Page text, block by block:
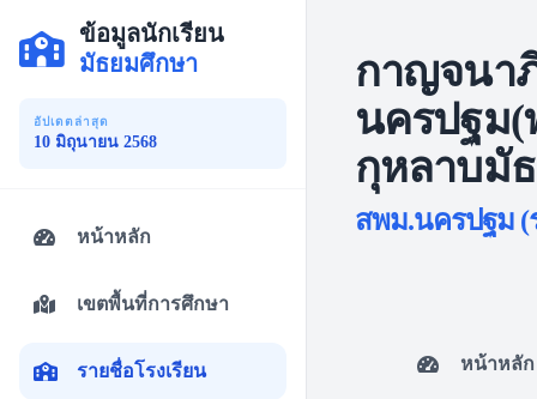
กาญจนา
นครปฐม
กุหลาบมั
สพม.นครปฐม (
หน้าหลัก
ข้อมูลนักเรียน
มัธยมศึกษา
อัปเดตล่าสุด
10 มิถุนายน 2568
หน้าหลัก
เขตพื้นที่การศึกษา
รายชื่อโรงเรียน